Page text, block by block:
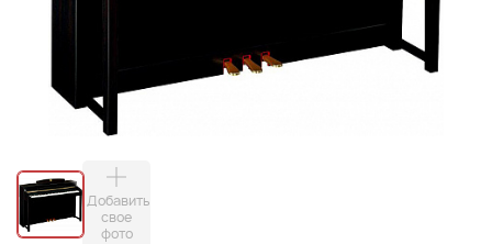
Добавить
свое
фото